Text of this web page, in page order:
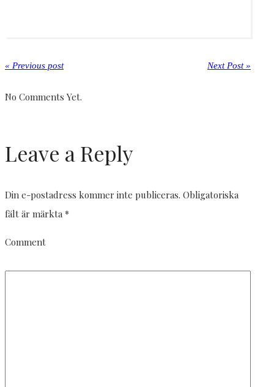
« Previous post Next Post »
No Comments Yet.
Leave a Reply
Din e-postadress kommer inte publiceras. Obligatoriska
fält är märkta*
Comment